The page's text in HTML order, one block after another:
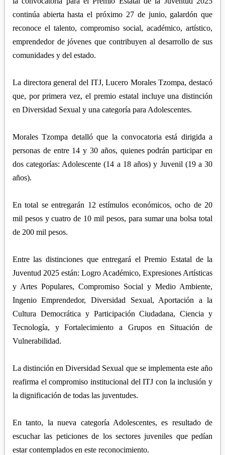
ZITLALTEPEC
TLAXCO
XALOZTOC
CHIAUTEMPAN
PANOTLA
REGIÓN PONIENTE
CALPULALPAN
HUEYOTLIPAN
NANACAMILPA
SANCTÓRUM
continúa abierta hasta el próximo 27 de junio, galardón que
reconoce el talento, compromiso social, académico, artístico,
emprendedor de jóvenes que contribuyen al desarrollo de sus
comunidades y del estado.
La directora general del ITJ, Lucero Morales Tzompa, destacó
que, por primera vez, el premio estatal incluye una distinción
en Diversidad Sexual y una categoría para Adolescentes.
Morales Tzompa detalló que la convocatoria está dirigida a
personas de entre 14 y 30 años, quienes podrán participar en
dos categorías: Adolescente (14 a 18 años) y Juvenil (19 a 30
años).
En total se entregarán 12 estímulos económicos, ocho de 20
mil pesos y cuatro de 10 mil pesos, para sumar una bolsa total
de 200 mil pesos.
Entre las distinciones que entregará el Premio Estatal de la
Juventud 2025 están: Logro Académico, Expresiones Artísticas
y Artes Populares, Compromiso Social y Medio Ambiente,
Ingenio Emprendedor, Diversidad Sexual, Aportación a la
Cultura Democrática y Participación Ciudadana, Ciencia y
Tecnología, y Fortalecimiento a Grupos en Situación de
Vulnerabilidad.
La distinción en Diversidad Sexual que se implementa este año
reafirma el compromiso institucional del ITJ con la inclusión y
la dignificación de todas las juventudes.
En tanto, la nueva categoría Adolescentes, es resultado de
escuchar las peticiones de los sectores juveniles que pedían
estar contemplados en este reconocimiento.